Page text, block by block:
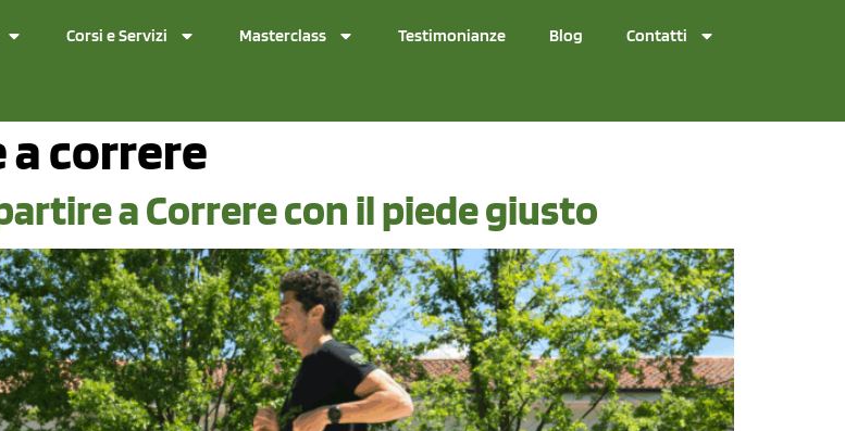
Corsi e Servizi Masterclass Testimonianze Blog Contatti
correre
a Correre con il piede giusto